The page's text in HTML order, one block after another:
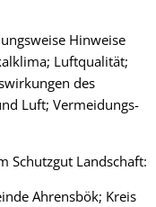
Hinweise
Luftqualität;
des
Luft; Vermeidungs-
Schutzgut Landschaft:
Ahrensbök; Kreis